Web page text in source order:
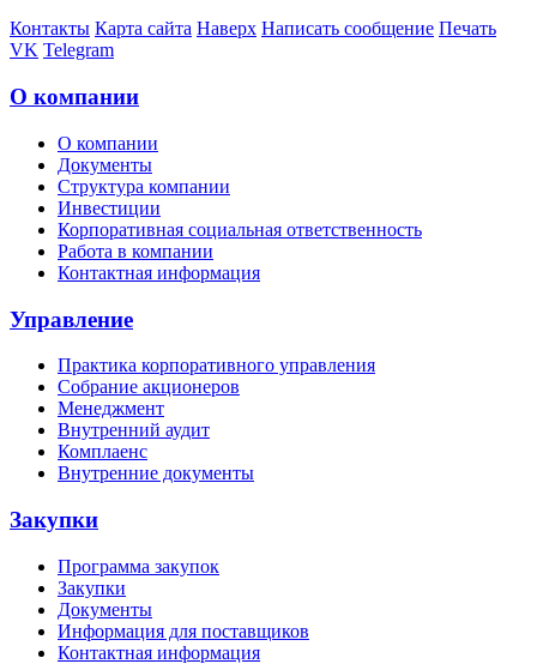
Контакты Карта сайта Наверх Написать сообщение Печать
VK Telegram
О компании
О компании
Документы
Структура компании
Инвестиции
Корпоративная социальная ответственность
Работа в компании
Контактная информация
Управление
Практика корпоративного управления
Собрание акционеров
Менеджмент
Внутренний аудит
Комплаенс
Внутренние документы
Закупки
Программа закупок
Закупки
Документы
Информация для поставщиков
Контактная информация